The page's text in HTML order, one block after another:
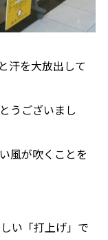
汗を大放出して
うございまし
風が吹くことを
い「打上げ」で